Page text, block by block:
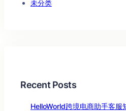
未分类
Recent Posts
HelloWorld跨境电商助手客服